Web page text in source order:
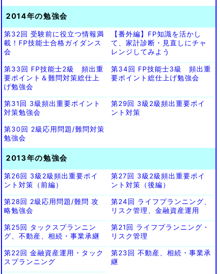
2014年の勉強会
第32回 受験前に役立つ情報満
載！FP技能士合格ガイダンス
会
【番外編】FP知識を活かし
て、家計診断・見直しにチャ
レンジしてみよう
第33回 FP技能士2級 頻出重
要ポイント＆難問対策総仕上
げ勉強会
第34回 FP技能士3級 頻出重
要ポイント総仕上げ勉強会
第31回 3級頻出重要ポイント
対策勉強会
第29回 3級2級頻出重要ポイ
ント対策
第30回 2級応用問題/難問対策
勉強会
2013年の勉強会
第26回 3級2級頻出重要ポイ
ント対策（前編）
第27回 3級2級頻出重要ポイ
ント対策（後編）
第28回 2級応用問題/難問 攻
略勉強会
第24回 ライフプランニング、
リスク管理、金融資産運用
第25回 タックスプランニン
グ、不動産、相続・事業承継
第21回 ライフプランニング・
リスク管理
第22回 金融資産運用・タック
スプランニング
第23回 不動産、相続・事業承
継